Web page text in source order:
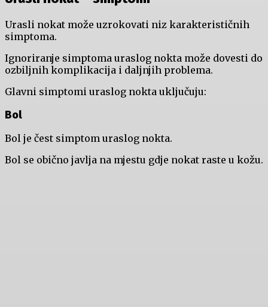
Urasli nokat može uzrokovati niz karakterističnih
simptoma.
Ignoriranje simptoma uraslog nokta može dovesti do
ozbiljnih komplikacija i daljnjih problema.
Glavni simptomi uraslog nokta uključuju:
Bol
Bol je čest simptom uraslog nokta.
Bol se obično javlja na mjestu gdje nokat raste u kožu.